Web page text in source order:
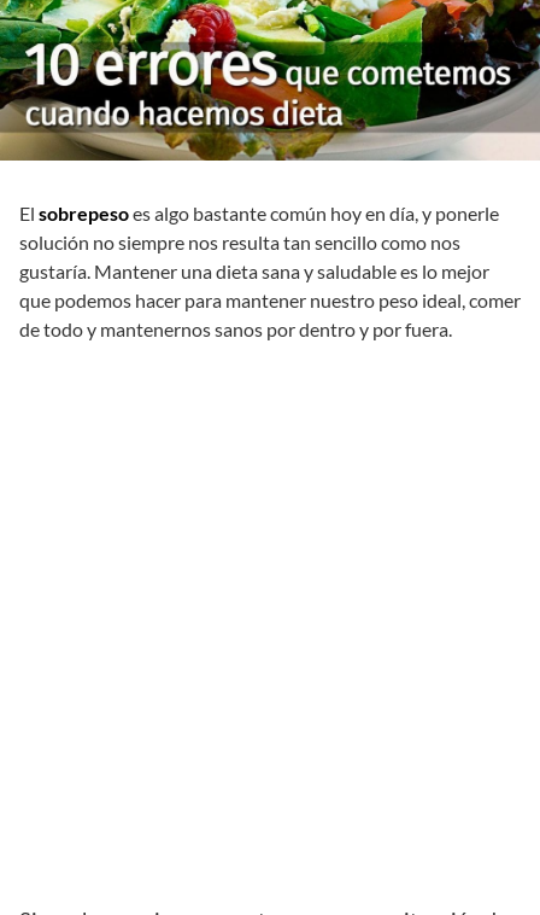
El sobrepesoes algo bastante común hoy en día, y ponerle
solución no siempre nos resulta tan sencillo como nos
gustaría. Mantener una dieta sana y saludable es lo mejor
que podemos hacer para mantener nuestro peso ideal, comer
de todo y mantenernos sanos por dentro y por fuera.